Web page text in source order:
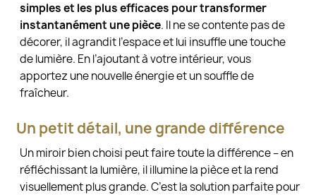
simples et les plus efficaces pour transformer
instantanément une pièce. Il ne se contente pas de
décorer, il agrandit l’espace et lui insuffle une touche
de lumière. En l’ajoutant à votre intérieur, vous
apportez une nouvelle énergie et un souffle de
fraîcheur.
Un petit détail, une grande différence
Un miroir bien choisi peut faire toute la différence – en
réfléchissant la lumière, il illumine la pièce et la rend
visuellement plus grande. C’est la solution parfaite pour